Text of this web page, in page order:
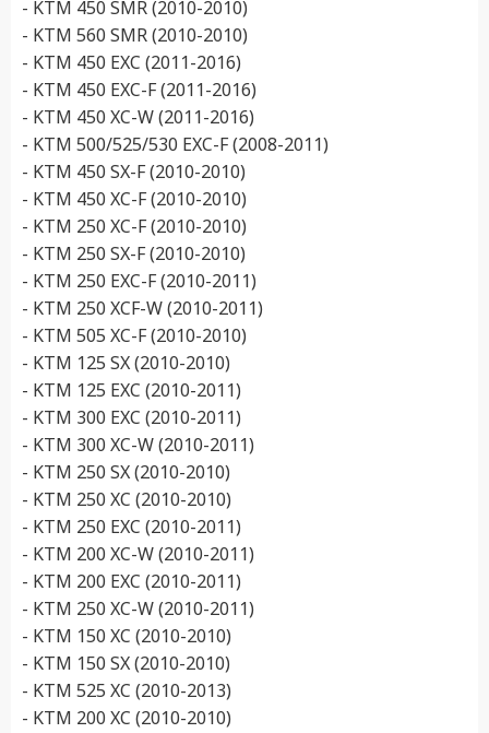
- KTM 450 SMR (2010-2010)
- KTM 560 SMR (2010-2010)
- KTM 450 EXC (2011-2016)
- KTM 450 EXC-F (2011-2016)
- KTM 450 XC-W (2011-2016)
- KTM 500/525/530 EXC-F (2008-2011)
- KTM 450 SX-F (2010-2010)
- KTM 450 XC-F (2010-2010)
- KTM 250 XC-F (2010-2010)
- KTM 250 SX-F (2010-2010)
- KTM 250 EXC-F (2010-2011)
- KTM 250 XCF-W (2010-2011)
- KTM 505 XC-F (2010-2010)
- KTM 125 SX (2010-2010)
- KTM 125 EXC (2010-2011)
- KTM 300 EXC (2010-2011)
- KTM 300 XC-W (2010-2011)
- KTM 250 SX (2010-2010)
- KTM 250 XC (2010-2010)
- KTM 250 EXC (2010-2011)
- KTM 200 XC-W (2010-2011)
- KTM 200 EXC (2010-2011)
- KTM 250 XC-W (2010-2011)
- KTM 150 XC (2010-2010)
- KTM 150 SX (2010-2010)
- KTM 525 XC (2010-2013)
- KTM 200 XC (2010-2010)